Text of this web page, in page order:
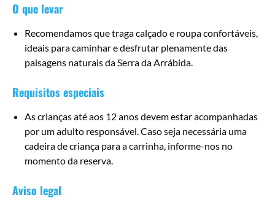
O que levar
Recomendamos que traga calçado e roupa confortáveis,
ideais para caminhar e desfrutar plenamente das
paisagens naturais da Serra da Arrábida.
Requisitos especiais
As crianças até aos 12 anos devem estar acompanhadas
por um adulto responsável. Caso seja necessária uma
cadeira de criança para a carrinha, informe-nos no
momento da reserva.
Aviso legal